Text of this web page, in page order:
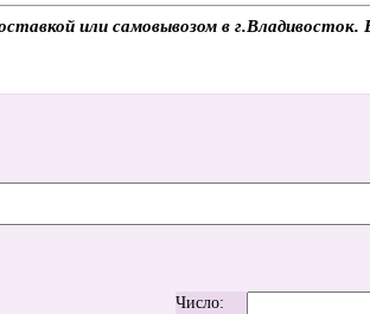
или самовывозом в
Число: